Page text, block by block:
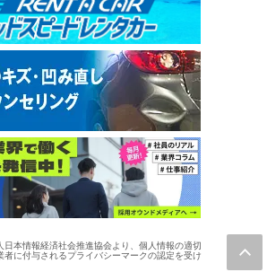
日本情報経済社会推進協会より、個人情報の適切
者に付与されるプライバシーマークの認定を受け